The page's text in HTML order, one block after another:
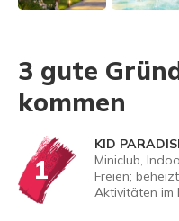
3 gute
kommen
1
KID
Miniclub,
Freien;
Aktivitäten im